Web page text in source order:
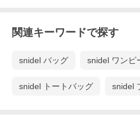
関連キーワードで探す
snidel バッグ snidel ワンピ
snidel トートバッグ snidel